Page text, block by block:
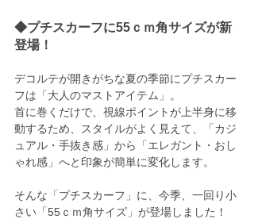
◆プチスカーフに55ｃｍ角サイズが新
登場！
デコルテが開きがちな夏の季節にプチスカー
フは「大人のマストアイテム」。
首に巻くだけで、視線ポイントが上半身に移
動するため、スタイルがよく見えて、「カジ
ュアル・手抜き感」から「エレガント・おし
ゃれ感」へと印象が簡単に変化します。
そんな「プチスカーフ」に、今季、一回り小
さい「55ｃｍ角サイズ」が登場しました！